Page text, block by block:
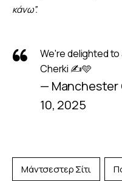
κάνω”.
We're delighted
Cherki ✍️🩵
—
10, 2025
Μάντσεστερ Σίτι